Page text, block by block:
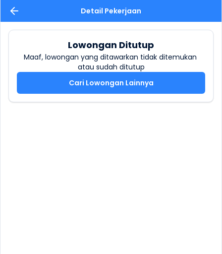
Detail Pekerjaan
Lowongan Ditutup
Maaf, lowongan yang ditawarkan tidak ditemukan
atau sudah ditutup
Cari Lowongan Lainnya